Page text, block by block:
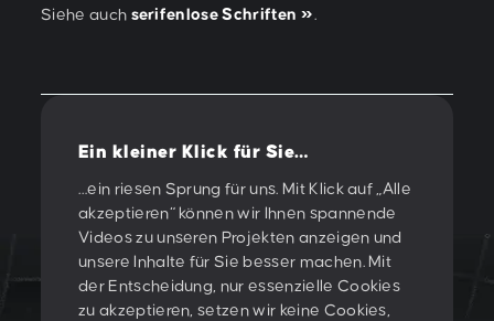
Ein kleiner Klick für Sie…
…ein riesen Sprung für uns. Mit Klick auf „Alle
akzeptieren“ können wir Ihnen spannende
Videos zu unseren Projekten anzeigen und
unsere Inhalte für Sie besser machen. Mit
der Entscheidung, nur essenzielle Cookies
zu akzeptieren, setzen wir keine Cookies,
Siehe auch serifenlose Schriften .
Vorherige/Nächste